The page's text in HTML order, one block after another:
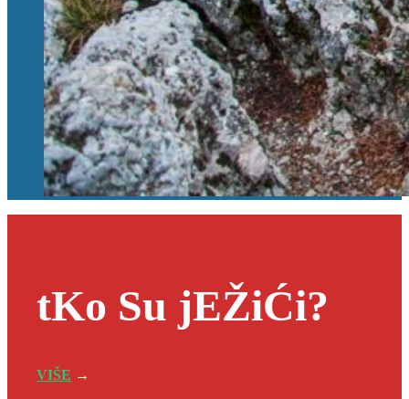
tKo Su jEŽiĆi?
VIŠE →